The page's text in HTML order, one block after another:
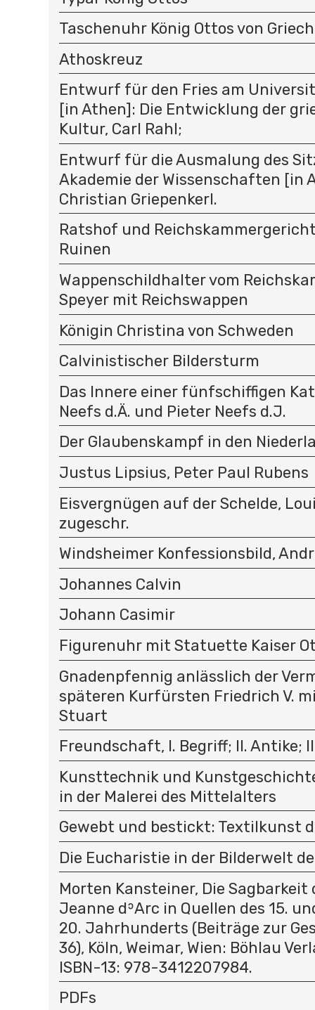
Taschenuhr König Ottos von
Athoskreuz
Entwurf für den Fries am
[in Athen]: Die Entwicklung der
Kultur, Carl Rahl;
Entwurf für die Ausmalung des
Akademie der Wissenschaften [in
Christian Griepenkerl.
Ratshof und
Ruinen
Wappenschildhalter vom
Speyer mit Reichswappen
Königin Christina von Schweden
Calvinistischer Bildersturm
Das Innere einer fünfschiffigen
Neefs d.Ä. und Pieter Neefs d.J.
Der Glaubenskampf in den
Justus Lipsius, Peter Paul Rubens
Eisvergnügen auf der Schelde,
zugeschr.
Windsheimer Konfessionsbild,
Johannes Calvin
Johann Casimir
Figurenuhr mit Statuette Kaiser
Gnadenpfennig anlässlich der
späteren Kurfürsten Friedrich V.
Stuart
Freundschaft, I. Begriff; II. Antike;
Kunsttechnik und
in der Malerei des Mittelalters
Gewebt und bestickt: Textilkunst
Die Eucharistie in der Bilderwelt
Morten Kansteiner, Die Sagbarkeit
Jeanne dʾArc in Quellen des 15.
20. Jahrhunderts (Beiträge zur
36), Köln, Weimar, Wien: Böhlau
ISBN-13: 978-3412207984.
PDFs